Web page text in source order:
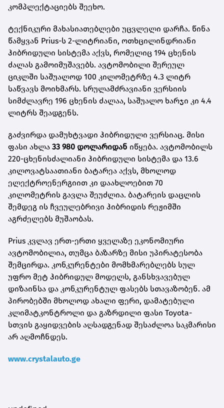
კომპლექტაციებს შეეხო.
ტექნიკური მახასიათებლები უცვლელი დარჩა. წინა
წამყვან Prius-ს 2-ლიტრიანი, ოთხცილინდრიანი
ჰიბრიდული სისტემა აქვს, რომელიც 194 ცხენის
ძალას გამოიმუშავებს. ავტომობილი შერეულ
ციკლში საშუალოდ 100 კილომეტრზე 4.3 ლიტრ
საწვავს მოიხმარს. სრულამძრავიანი ვერსიის
სიმძლავრე 196 ცხენის ძალაა, საშუალო ხარჯი კი 4.4
ლიტრს შეადგენს.
გაძვირდა დამუხტვადი ჰიბრიდული ვერსიაც. მისი
ფასი ახლა 33 980 დოლარიდან იწყება. ავტომობილს
220-ცხენისძალიანი ჰიბრიდული სისტემა და 13.6
კილოვატსაათიანი ბატარეა აქვს, მხოლოდ
ელექტროენერგიით კი დაახლოებით 70
კილომეტრის გავლა შეუძლია. ბატარეის დაცლის
შემდეგ ის ჩვეულებრივი ჰიბრიდის რეჟიმში
აგრძელებს მუშაობას.
Prius კვლავ ერთ-ერთი ყველაზე ეკონომიური
ავტომობილია, თუმცა ბაზარზე მისი უპირატესობა
შემცირდა. კონკურენტები მომხმარებლებს სულ
უფრო მეტ ჰიბრიდულ მოდელს, განსხვავებულ
დიზაინსა და კონკურენტულ ფასებს სთავაზობენ. ამ
პირობებში მხოლოდ ახალი ფერი, დამატებული
კლიმატკონტროლი და გაზრდილი ფასი Toyota-
სთვის გაყიდვების აღსადგენად შესაძლოა საკმარისი
არ აღმოჩნდეს.
www.crystalauto.ge